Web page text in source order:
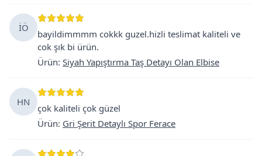
İÖ
bayildimmmm cokkk guzel.hizli teslimat kaliteli ve
cok şık bi ürün.
Ürün: Siyah Yapıştırma Taş Detayı Olan Elbise
HN
çok kaliteli çok güzel
Ürün: Gri Şerit Detaylı Spor Ferace